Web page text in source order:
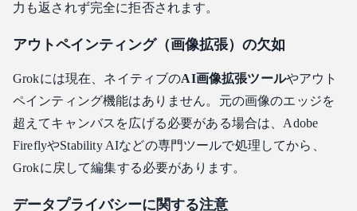
力も返されず完全に拒否されます。
アウトペインティング（画像拡張）の欠如
Grokには現在、ネイティブのAI画像拡張ツールやアウト
ペインティング機能はありません。元の画像のエッジを
超えてキャンバスを広げる必要がある場合は、Adobe
FireflyやStability AIなどの専門ツールで処理してから、
Grokに戻して編集する必要があります。
データプライバシーに関する注意